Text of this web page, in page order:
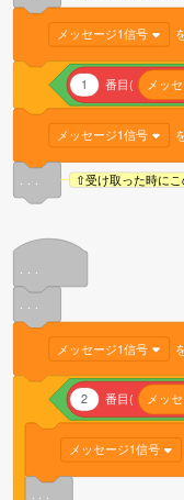
メッセージ1信号
1 番目( メッ
メッセージ1信号
⇧受け取った時に
メッセージ1信号
2 番目( メッ
メッセージ1信号